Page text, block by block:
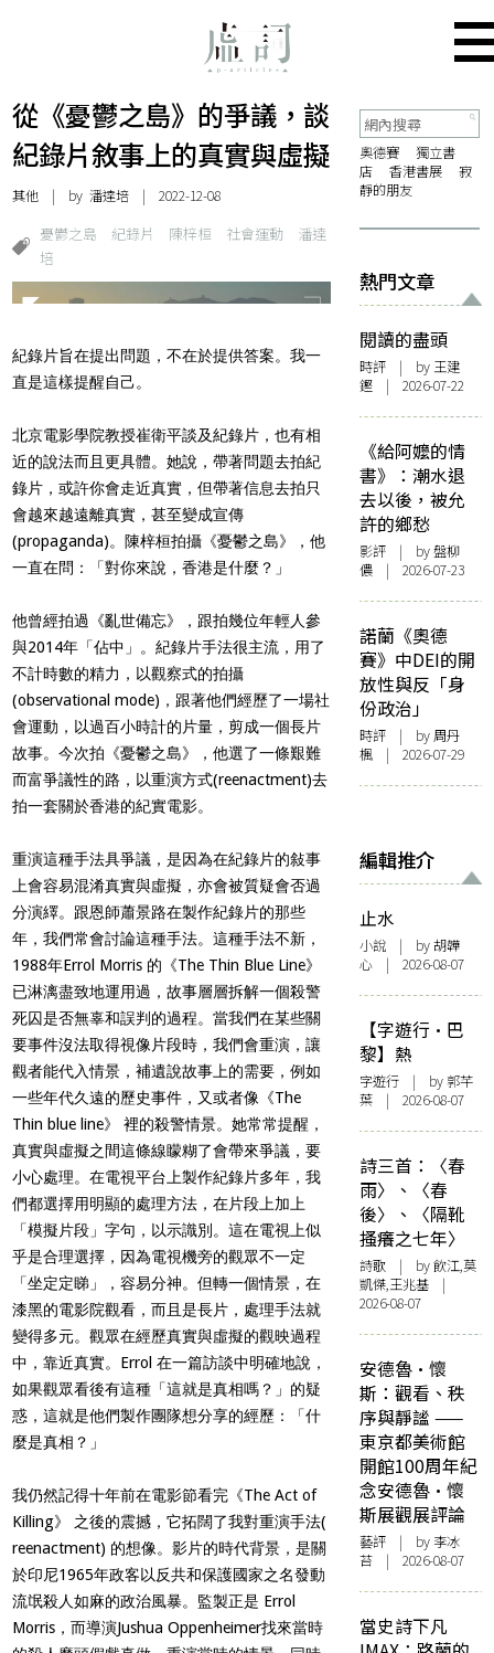
從《憂鬱之島》的爭議，談
紀錄片敘事上的真實與虛擬
其他 | by潘達培 | 2022-12-08
憂鬱之島 紀錄片 陳梓桓 社會運動
潘達
培
紀錄片旨在提出問題，不在於提供答案。我一
直是這樣提醒自己。
北京電影學院教授崔衛平談及紀錄片，也有相
近的說法而且更具體。她說，帶著問題去拍紀
錄片，或許你會走近真實，但帶著信息去拍只
會越來越遠離真實，甚至變成宣傳
(propaganda)。陳梓桓拍攝《憂鬱之島》，他
一直在問：「對你來說，香港是什麼？」
他曾經拍過《亂世備忘》，跟拍幾位年輕人參
與2014年「佔中」。紀錄片手法很主流，用了
不計時數的精力，以觀察式的拍攝
(observational mode)，跟著他們經歷了一場社
會運動，以過百小時計的片量，剪成一個長片
故事。今次拍《憂鬱之島》，他選了一條艱難
而富爭議性的路，以重演方式(reenactment)去
拍一套關於香港的紀實電影。
重演這種手法具爭議，是因為在紀錄片的敍事
上會容易混淆真實與虛擬，亦會被質疑會否過
分演繹。跟恩師蕭景路在製作紀錄片的那些
年，我們常會討論這種手法。這種手法不新，
1988年Errol Morris 的《The Thin Blue Line》
已淋漓盡致地運用過，故事層層拆解一個殺警
死囚是否無辜和誤判的過程。當我們在某些關
要事件沒法取得視像片段時，我們會重演，讓
觀者能代入情景，補遺說故事上的需要，例如
一些年代久遠的歷史事件，又或者像《The
Thin blue line》 裡的殺警情景。她常常提醒，
真實與虛擬之間這條線矇糊了會帶來爭議，要
小心處理。在電視平台上製作紀錄片多年，我
們都選擇用明顯的處理方法，在片段上加上
「模擬片段」字句，以示識別。這在電視上似
乎是合理選擇，因為電視機旁的觀眾不一定
「坐定定睇」，容易分神。但轉一個情景，在
漆黑的電影院觀看，而且是長片，處理手法就
變得多元。觀眾在經歷真實與虛擬的觀映過程
中，靠近真實。Errol 在一篇訪談中明確地說，
如果觀眾看後有這種「這就是真相嗎？」的疑
惑，這就是他們製作團隊想分享的經歷：「什
麼是真相？」
我仍然記得十年前在電影節看完《The Act of
Killing》 之後的震撼，它拓闊了我對重演手法(
reenactment) 的想像。影片的時代背景，是關
於印尼1965年政客以反共和保護國家之名發動
流氓殺人如麻的政治風暴。監製正是 Errol
Morris，而導演Jushua Oppenheimer找來當時
奧德賽
獨立書
店
香港書展
寂
靜的朋友
熱門文章
閱讀的盡頭
時評 | by 王建
鏗 | 2026-07-22
《給阿嬤的情
書》：潮水退
去以後，被允
許的鄉愁
影評 | by 盤柳
儂 | 2026-07-23
諾蘭《奧德
賽》中DEI的開
放性與反「身
份政治」
時評 | by周丹
楓 | 2026-07-29
編輯推介
止水
小說 | by 胡韡
心 | 2026-08-07
【字遊行·巴
黎】熱
字遊行 | by 郭芊
葉 | 2026-08-07
詩三首：〈春
雨〉、〈春
後〉、〈隔靴
搔癢之七年〉
詩歌 | by 飲江,莫
凱傑,王兆基 |
2026-08-07
安德魯·懷
斯：觀看、秩
序與靜謐 ——
東京都美術館
開館100周年紀
念安德魯·懷
斯展觀展評論
藝評 | by 李冰
苔 | 2026-08-07
當史詩下凡